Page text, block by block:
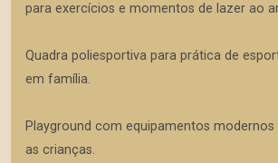
para exercícios e momentos de lazer ao
Quadra poliesportiva para prática de
em família.
Playground com equipamentos modernos
as crianças.